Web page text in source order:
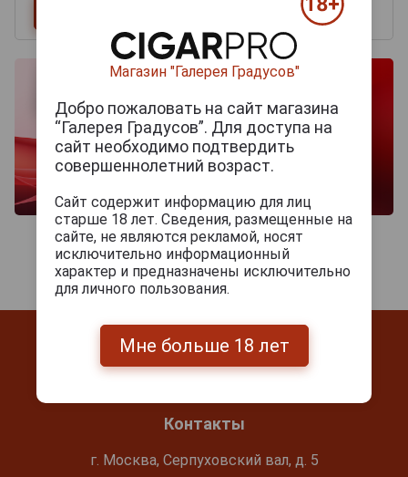
Контакты
г. Москва, Серпуховский вал, д. 5
Магазин "Галерея Градусов"
Добро пожаловать на сайт магазина
“Галерея Градусов”. Для доступа на
сайт необходимо подтвердить
совершеннолетний возраст.
Сайт содержит информацию для лиц
старше 18 лет. Сведения, размещенные на
сайте, не являются рекламой, носят
исключительно информационный
характер и предназначены исключительно
для личного пользования.
Мне больше 18 лет